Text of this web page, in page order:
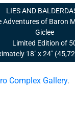
LIES AND
Adventures of Baron
Giclee
Limited Edition of
18″ x 24″
Complex Gallery.